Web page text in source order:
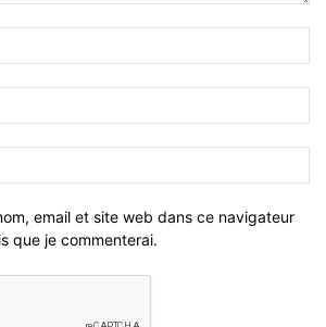
email et site web dans ce navigateur
que je commenterai.